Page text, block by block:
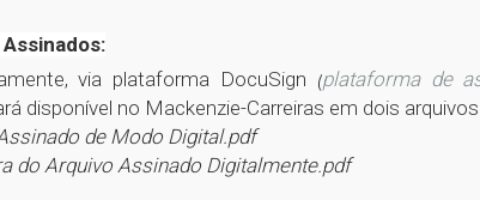
via plataforma DocuSign (plataforma de
disponível no Mackenzie-Carreiras em dois arquivos.
de Modo Digital.pdf
do Arquivo Assinado Digitalmente.pdf